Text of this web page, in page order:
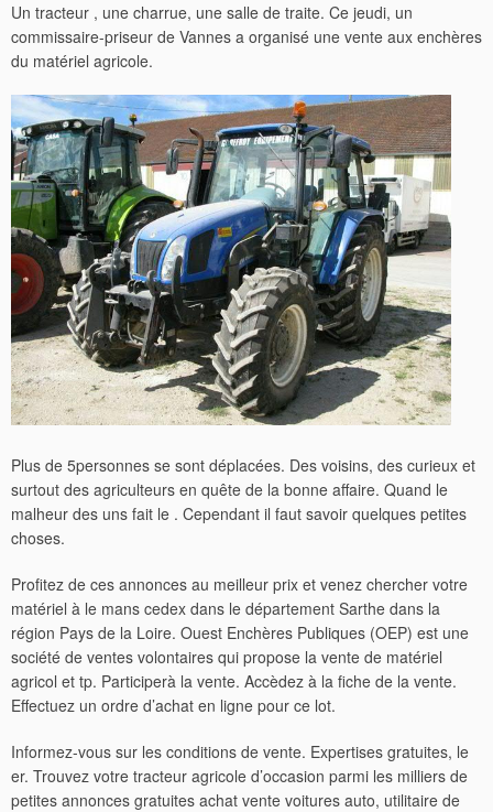
Un tracteur , une charrue, une salle de traite. Ce jeudi, un
commissaire-priseur de Vannes a organisé une vente aux enchères
du matériel agricole.
Plus de 5personnes se sont déplacées. Des voisins, des curieux et
surtout des agriculteurs en quête de la bonne affaire. Quand le
malheur des uns fait le . Cependant il faut savoir quelques petites
choses.
Profitez de ces annonces au meilleur prix et venez chercher votre
matériel à le mans cedex dans le département Sarthe dans la
région Pays de la Loire. Ouest Enchères Publiques (OEP) est une
société de ventes volontaires qui propose la vente de matériel
agricol et tp. Participerà la vente. Accèdez à la fiche de la vente.
Effectuez un ordre d’achat en ligne pour ce lot.
Informez-vous sur les conditions de vente. Expertises gratuites, le
er. Trouvez votre tracteur agricole d’occasion parmi les milliers de
petites annonces gratuites achat vente voitures auto, utilitaire de